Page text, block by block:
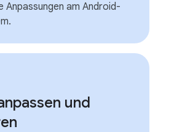
Anpassungen am Android-
und